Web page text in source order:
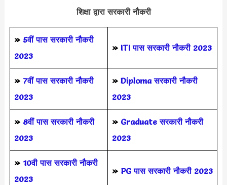
शिक्षा द्वारा सरकारी नौकरी
» 5वीं पास सरकारी नौकरी
2023
» ITI पास सरकारी नौकरी 2023
» 7वीं पास सरकारी नौकरी
2023
» Diploma सरकारी नौकरी
2023
» 8वीं पास सरकारी नौकरी
2023
» Graduate सरकारी नौकरी
2023
» 10वी पास सरकारी नौकरी
2023
» PG पास सरकारी नौकरी 2023